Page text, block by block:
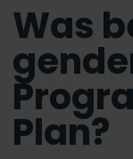
Was
Plan?